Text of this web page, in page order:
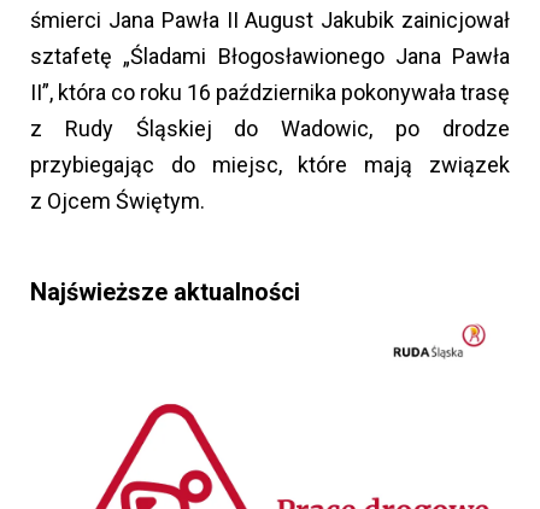
śmierci Jana Pawła II August Jakubik zainicjował
sztafetę „Śladami Błogosławionego Jana Pawła
II”, która co roku 16 października pokonywała trasę
z Rudy Śląskiej do Wadowic, po drodze
przybiegając do miejsc, które mają związek
z Ojcem Świętym.
Najświeższe aktualności